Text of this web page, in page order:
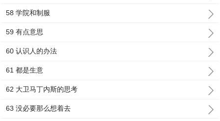
58 学院和制服
59 有点意思
60 认识人的办法
61 都是生意
62 大卫马丁内斯的思考
63 没必要那么想着去